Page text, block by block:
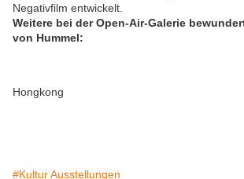
Negativfilm entwickelt.
Weitere bei der Open-Air-Galerie
von Hummel:
Hongkong
#Kultur Ausstellungen